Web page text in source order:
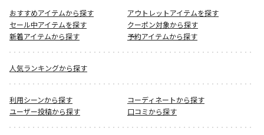
おすすめアイテムから探す
アウトレットアイテムを探す
セール中アイテムを探す
クーポン対象から探す
新着アイテムから探す
予約アイテムから探す
人気ランキングから探す
利用シーンから探す
コーディネートから探す
ユーザー投稿から探す
口コミから探す